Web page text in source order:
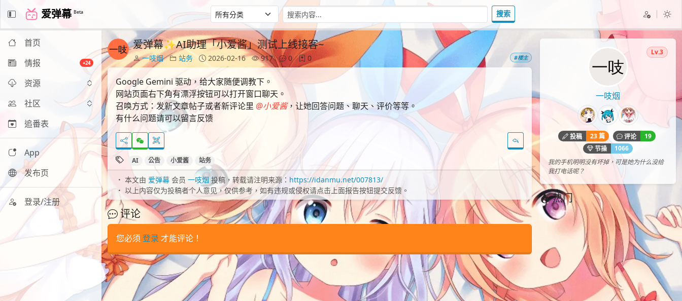
爱弹幕 Beta 搜索
首页
情报
+24
资源
社区
追番表
App
发布页
登录/注册
爱弹幕✨AI助理「小爱酱」测试上线接客~
一吱烟 站务 2026-02-16 917 0 0 #楼主
Google Gemini 驱动，给大家随便调教下。
网站页面右下角有漂浮按钮可以打开窗口聊天。
召唤方式：发新文章帖子或者新评论里 @小爱酱，让她回答问题、聊天、评价等等。
有什么问题请可以留言反馈
AI 公告 小爱酱 站务
本文由 爱弹幕 会员 一吱烟投稿，转载请注明来源： https://idanmu.net/007813/
以上内容仅为投稿者个人意见，仅供参考，如有违规或侵权请点击上面报告按钮提交反馈。
评论
您必须 登录 才能评论！
一吱烟
Lv.3
投稿 23 篇 评论
19
节操
1066
我的手机明明没有坏掉，可是她为什么没给
我打电话呢？
热门